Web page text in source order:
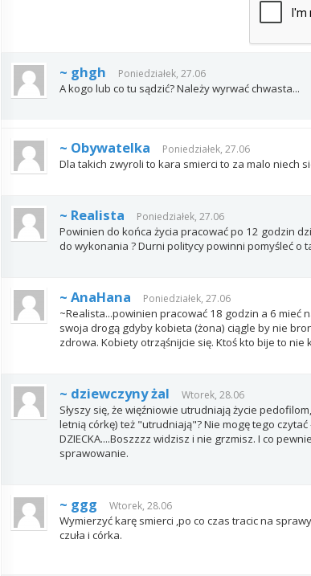
~ ghgh Poniedziałek, 27.06
A kogo lub co tu sądzić? Należy wyrwać chwasta...
~ Obywatelka Poniedziałek, 27.06
Dla takich zwyroli to kara smierci to za malo niech
~ Realista Poniedziałek, 27.06
Powinien do końca życia pracować po 12 godzin
do wykonania ? Durni politycy powinni pomyśleć o
~ AnaHana Poniedziałek, 27.06
~Realista...powinien pracować 18 godzin a 6 mieć
swoja drogą gdyby kobieta (żona) ciągle by nie
zdrowa. Kobiety otrząśnijcie się. Ktoś kto bije to nie
~ dziewczyny żal Wtorek, 28.06
Słyszy się, że więźniowie utrudniają życie
letnią córkę) też "utrudniają"? Nie mogę tego czytać
DZIECKA....Boszzzz widzisz i nie grzmisz. I co
sprawowanie.
~ ggg Wtorek, 28.06
Wymierzyć karę smierci ,po co czas tracic na
czuła i córka.